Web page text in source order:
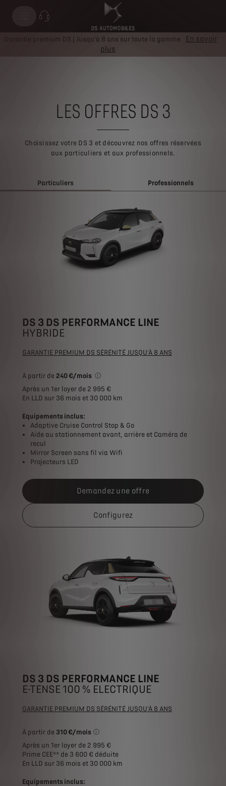
Garantie premium DS | Jusqu'à 8 ans sur toute la gamme
En savoir
plus
LES OFFRES DS 3
Choisissez votre DS 3 et découvrez nos offres réservées
aux particuliers et aux professionnels.
Particuliers Professionnels
DS 3 DS PERFORMANCE LINE
HYBRIDE
GARANTIE PREMIUM DS SÉRÉNITÉ JUSQU'À 8 ANS
À partir de 240 €/mois
*Exemple pour une location longue durée
Après un 1er loyer de 2 995 €
En LLD sur 36 mois et 30 000 km
Equipements inclus:
Adaptive Cruise Control Stop & Go
Aide au stationnement avant, arrière et Caméra de
recul
Mirror Screen sans fil via Wifi
Projecteurs LED
Demandez une offre
Configurez
DS 3 DS PERFORMANCE LINE
E-TENSE 100 % ELECTRIQUE
GARANTIE PREMIUM DS SÉRÉNITÉ JUSQU'À 8 ANS
À partir de 310 €/mois
*Exemple pour une location longue durée
Après un 1er loyer de 2 995 €
Prime CEE** de 3 600 € déduite
En LLD sur 36 mois et 30 000 km
Equipements inclus: